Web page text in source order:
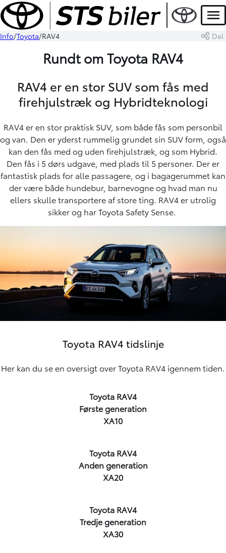
Info Toyota RAV4 Del
Rundt om Toyota RAV4
RAV4 er en stor SUV som fås med
firehjulstræk og Hybridteknologi
RAV4 er en stor praktisk SUV, som både fås som personbil
og van. Den er yderst rummelig grundet sin SUV form, også
kan den fås med og uden firehjulstræk, og som Hybrid.
Den fås i 5 dørs udgave, med plads til 5 personer. Der er
fantastisk plads for alle passagere, og i bagagerummet kan
der være både hundebur, barnevogne og hvad man nu
ellers skulle transportere af store ting. RAV4 er utrolig
sikker og harToyota Safety Sense.
Toyota RAV4 tidslinje
Her kan du se en oversigt over Toyota RAV4 igennem tiden.
Toyota RAV4
Første generation
XA10
Toyota RAV4
Anden generation
XA20
Toyota RAV4
Tredje generation
XA30